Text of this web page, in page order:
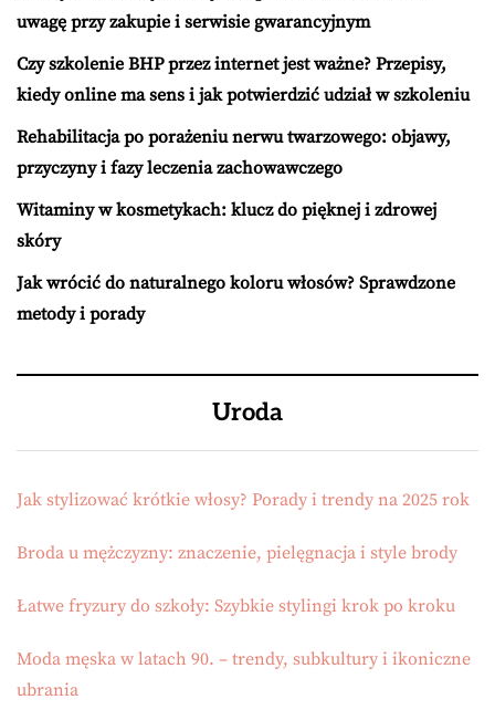
uwagę przy zakupie i serwisie gwarancyjnym
Czy szkolenie BHP przez internet jest ważne? Przepisy,
kiedy online ma sens i jak potwierdzić udział w szkoleniu
Rehabilitacja po porażeniu nerwu twarzowego: objawy,
przyczyny i fazy leczenia zachowawczego
Witaminy w kosmetykach: klucz do pięknej i zdrowej
skóry
Jak wrócić do naturalnego koloru włosów? Sprawdzone
metody i porady
Uroda
Jak stylizować krótkie włosy? Porady i trendy na 2025 rok
Broda u mężczyzny: znaczenie, pielęgnacja i style brody
Łatwe fryzury do szkoły: Szybkie stylingi krok po kroku
Moda męska w latach 90. – trendy, subkultury i ikoniczne
ubrania